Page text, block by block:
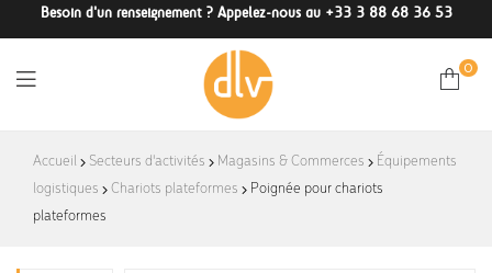
Besoin d'un renseignement ? Appelez-nous au +33 3 88 68 36 53
DLV-
France
0
Accueil Secteurs d'activités Magasins & Commerces
Équipements
logistiques
Chariots plateformes
Poignée pour chariots
plateformes